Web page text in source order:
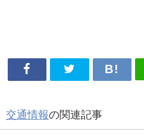
交通情報の関連記事